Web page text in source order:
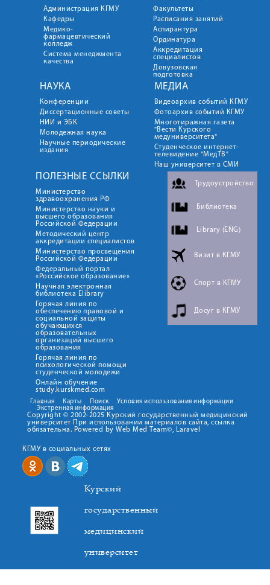
Администрация КГМУ
Кафедры
Медико-
фармацевтический
колледж
Система менеджмента
качества
Факультеты
Расписания занятий
Аспирантура
Ординатура
Аккредитация
специалистов
Довузовская
подготовка
НАУКА
Конференции
Диссертационные советы
НИИ и ЭБК
Молодежная наука
Научные периодические
издания
МЕДИА
Видеоархив событий КГМУ
Фотоархив событий КГМУ
Многотиражная газета
"Вести Курского
медуниверситета"
Студенческое интернет-
телевидение "МедТВ"
Наш университет в СМИ
ПОЛЕЗНЫЕ ССЫЛКИ
Министерство
здравоохранения РФ
Министерство науки и
высшего образования
Российской Федерации
Методический центр
аккредитации специалистов
Министерство просвещения
Российской Федерации
Федеральный портал
«Российское образование»
Научная электронная
библиотека Elibrary
Горячая линия по
обеспечению правовой и
социальной защиты
обучающихся
образовательных
организаций высшего
образования
Горячая линия по
психологической помощи
студенческой молодежи
Онлайн обучение
study.kurskmed.com
Трудоустройство
Библиотека
Library (ENG)
Визит в КГМУ
Спорт в КГМУ
Досуг в КГМУ
Главная Карты Поиск
Условия использования информации
Экстренная информация
Copyright © 2002-2025 Курский государственный медицинский
университет При использовании материалов сайта, ссылка
обязательна. Powered by Web Med Team©, Laravel
КГМУ в социальных сетях
Курский
государственный
медицинский
университет